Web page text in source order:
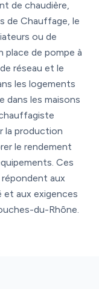
de chaudière,
de Chauffage, le
ou de
place de pompe à
réseau et le
les logements
dans les maisons
la production
le rendement
Ces
aux
et aux exigences
du-Rhône.